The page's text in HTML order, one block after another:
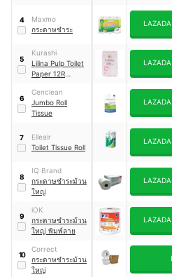
4
Maxmo
กระดาษชำระ
LAZADA
5
Kurashi
Lilina Pulp Toilet
Paper 12R
LAZADA
6
Cenclean
Jumbo Roll
Tissue
LAZADA
7
Elleair
Toilet Tissue Roll
LAZADA
8
IQ Brand
กระดาษชำระม้วน
ใหญ่
LAZADA
9
iOK
กระดาษชำระม้วน
ใหญ่ พิมพ์ลาย
LAZADA
10
Correct
กระดาษชำระม้วน
ใหญ่